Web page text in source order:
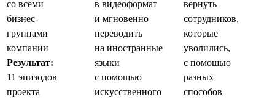
со всеми
бизнес-
группами
компании
Результат:
11 эпизодов
проекта
в видеоформат
и мгновенно
переводить
на иностранные
языки
с помощью
искусственного
вернуть
сотрудников,
которые
уволились,
с помощью
разных
способов